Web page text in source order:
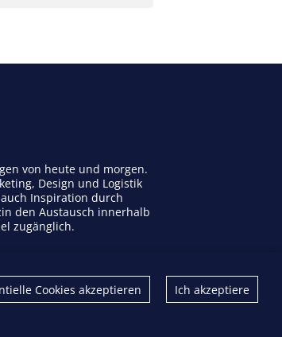
von heute und morgen.
Design und Logistik
Inspiration durch
den Austausch innerhalb
zugänglich.
Ich akzeptiere
Cookies akzeptieren